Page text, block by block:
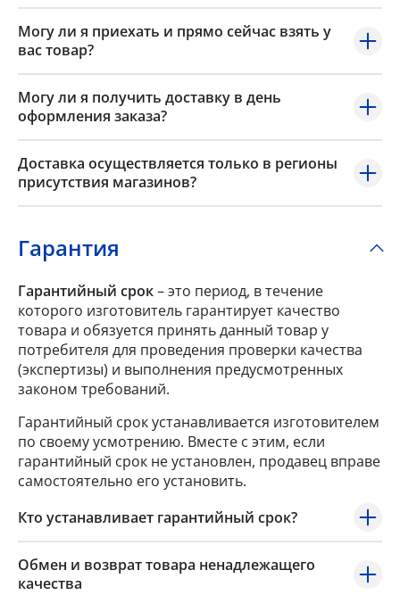
Могу ли я приехать и прямо сейчас взять у
вас товар?
Могу ли я получить доставку в день
оформления заказа?
Доставка осуществляется только в регионы
присутствия магазинов?
Гарантия
Гарантийный срок– это период, в течение
которого изготовитель гарантирует качество
товара и обязуется принять данный товар у
потребителя для проведения проверки качества
(экспертизы) и выполнения предусмотренных
законом требований.
Гарантийный срок устанавливается изготовителем
по своему усмотрению. Вместе с этим, если
гарантийный срок не установлен, продавец вправе
самостоятельно его установить.
Кто устанавливает гарантийный срок?
Обмен и возврат товара ненадлежащего
качества